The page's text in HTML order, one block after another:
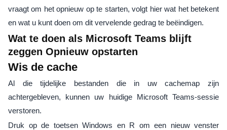
vraagt ​​om het opnieuw op te starten, volgt hier wat het betekent
en wat u kunt doen om dit vervelende gedrag te beëindigen.
Wat te doen als Microsoft Teams blijft
zeggen Opnieuw opstarten
Wis de cache
Al die tijdelijke bestanden die in uw cachemap zijn
achtergebleven, kunnen uw huidige Microsoft Teams-sessie
verstoren.
Druk op de toetsen Windows en R om een ​​nieuw venster